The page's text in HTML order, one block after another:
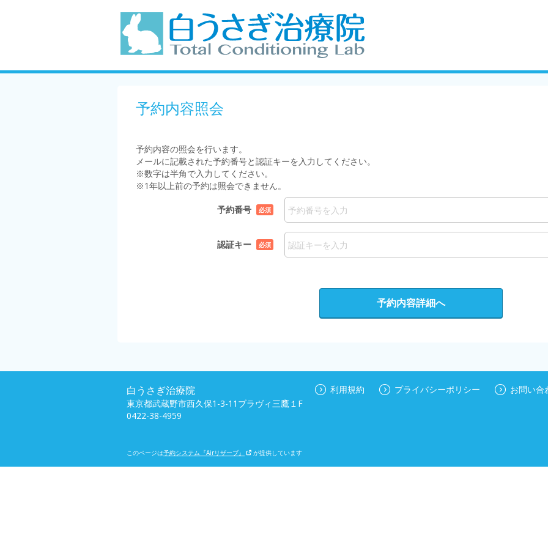
予約内容照会
予約内容の照会を行います。
メールに記載された予約番号と認証キーを入力してください。
※数字は半角で入力してください。
※1年以上前の予約は照会できません。
予約番号 必須
認証キー 必須
予約内容詳細へ
白うさぎ治療院
東京都武蔵野市西久保1-3-11ブラヴィ三鷹１F
0422-38-4959
利用規約 プライバシーポリシー お問い合
このページは予約システム『Airリザーブ』 が提供しています